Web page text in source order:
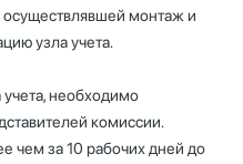
осуществлявшей монтаж и
узла учета.
учета, необходимо
комиссии.
чем за 10 рабочих дней до